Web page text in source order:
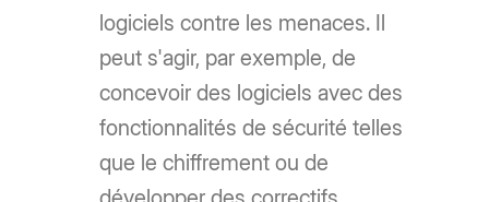
logiciels contre les menaces. Il
peut s'agir, par exemple, de
concevoir des logiciels avec des
fonctionnalités de sécurité telles
que le chiffrement ou de